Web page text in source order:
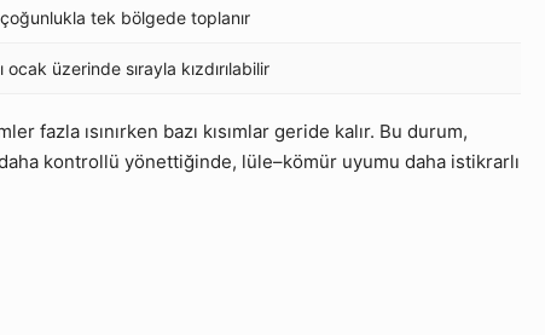
tek bölgede toplanır
ocak üzerinde sırayla kızdırılabilir
fazla ısınırken bazı kısımlar geride kalır. Bu durum,
kontrollü yönettiğinde, lüle–kömür uyumu daha istikrarlı